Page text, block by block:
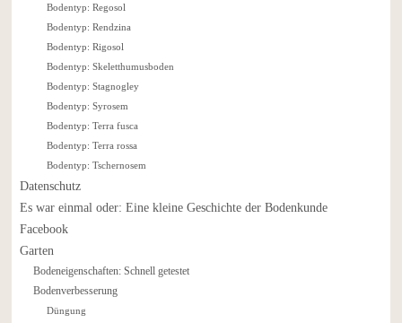
Bodentyp: Regosol
Bodentyp: Rendzina
Bodentyp: Rigosol
Bodentyp: Skeletthumusboden
Bodentyp: Stagnogley
Bodentyp: Syrosem
Bodentyp: Terra fusca
Bodentyp: Terra rossa
Bodentyp: Tschernosem
Datenschutz
Es war einmal oder: Eine kleine Geschichte der Bodenkunde
Facebook
Garten
Bodeneigenschaften: Schnell getestet
Bodenverbesserung
Düngung